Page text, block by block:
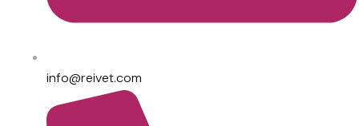
info@reivet.com